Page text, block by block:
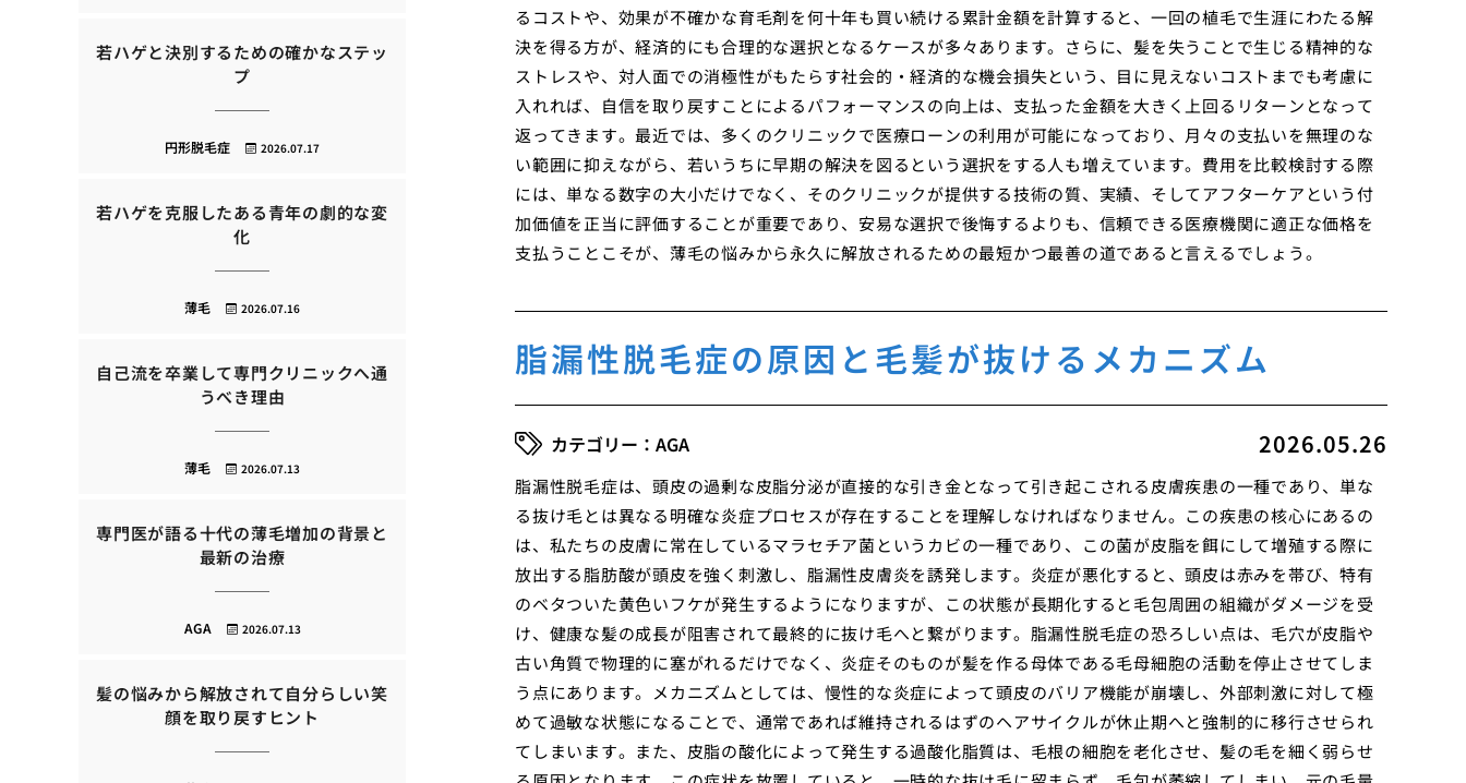
るコストや、効果が不確かな育毛剤を何十年も買い続ける累計金額を計算すると、一回の植毛で生涯にわたる解
決を得る方が、経済的にも合理的な選択となるケースが多々あります。さらに、髪を失うことで生じる精神的な
ストレスや、対人面での消極性がもたらす社会的・経済的な機会損失という、目に見えないコストまでも考慮に
入れれば、自信を取り戻すことによるパフォーマンスの向上は、支払った金額を大きく上回るリターンとなって
返ってきます。最近では、多くのクリニックで医療ローンの利用が可能になっており、月々の支払いを無理のな
い範囲に抑えながら、若いうちに早期の解決を図るという選択をする人も増えています。費用を比較検討する際
には、単なる数字の大小だけでなく、そのクリニックが提供する技術の質、実績、そしてアフターケアという付
加価値を正当に評価することが重要であり、安易な選択で後悔するよりも、信頼できる医療機関に適正な価格を
支払うことこそが、薄毛の悩みから永久に解放されるための最短かつ最善の道であると言えるでしょう。
脂漏性脱毛症の原因と毛髪が抜けるメカニズム
2026.05.26
AGA
脂漏性脱毛症は、頭皮の過剰な皮脂分泌が直接的な引き金となって引き起こされる皮膚疾患の一種であり、単な
る抜け毛とは異なる明確な炎症プロセスが存在することを理解しなければなりません。この疾患の核心にあるの
は、私たちの皮膚に常在しているマラセチア菌というカビの一種であり、この菌が皮脂を餌にして増殖する際に
放出する脂肪酸が頭皮を強く刺激し、脂漏性皮膚炎を誘発します。炎症が悪化すると、頭皮は赤みを帯び、特有
のベタついた黄色いフケが発生するようになりますが、この状態が長期化すると毛包周囲の組織がダメージを受
け、健康な髪の成長が阻害されて最終的に抜け毛へと繋がります。脂漏性脱毛症の恐ろしい点は、毛穴が皮脂や
古い角質で物理的に塞がれるだけでなく、炎症そのものが髪を作る母体である毛母細胞の活動を停止させてしま
う点にあります。メカニズムとしては、慢性的な炎症によって頭皮のバリア機能が崩壊し、外部刺激に対して極
めて過敏な状態になることで、通常であれば維持されるはずのヘアサイクルが休止期へと強制的に移行させられ
てしまいます。また、皮脂の酸化によって発生する過酸化脂質は、毛根の細胞を老化させ、髪の毛を細く弱らせ
若ハゲと決別するための確かなステッ
プ
2026.07.17
円形脱毛症
若ハゲを克服したある青年の劇的な変
化
2026.07.16
薄毛
自己流を卒業して専門クリニックへ通
うべき理由
2026.07.13
薄毛
専門医が語る十代の薄毛増加の背景と
最新の治療
2026.07.13
AGA
髪の悩みから解放されて自分らしい笑
顔を取り戻すヒント